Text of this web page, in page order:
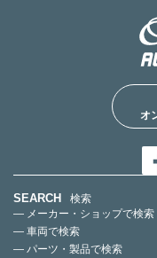
オ
SEARCH
検索
— メーカー・ショップで検索
— 車両で検索
— パーツ・製品で検索